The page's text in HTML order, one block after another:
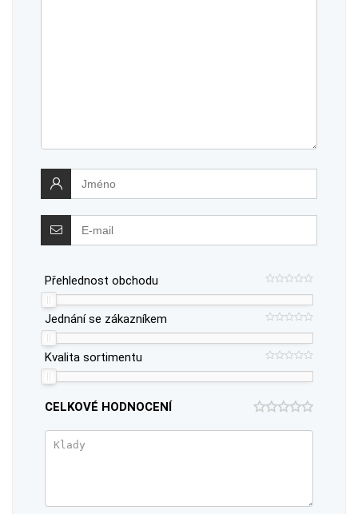
Přehlednost obchodu
Jednání se zákazníkem
Kvalita sortimentu
CELKOVÉ HODNOCENÍ